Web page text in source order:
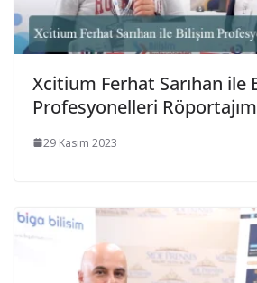
Xcitium Ferhat Sarıhan ile
Profesyonelleri
29 Kasım 2023